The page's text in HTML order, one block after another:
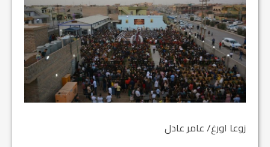
زوعا اورغ/ عامر عادل